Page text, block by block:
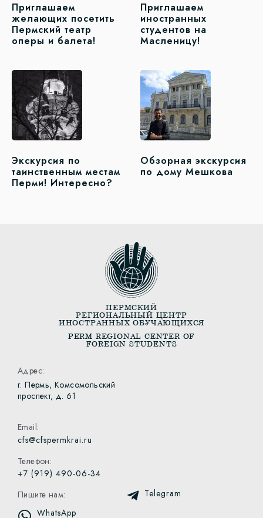
Приглашаем
желающих посетить
Пермский театр
оперы и балета!
Приглашаем
иностранных
студентов на
Масленицу!
Экскурсия по
таинственным местам
Перми! Интересно?
Обзорная экскурсия
по дому Мешкова
ПЕРМСКИЙ
РЕГИОНАЛЬНЫЙ ЦЕНТР
ИНОСТРАННЫХ ОБУЧАЮЩИХСЯ
PERM REGIONAL CENTER OF
FOREIGN STUDENTS
Адрес:
г. Пермь, Комсомольский
проспект, д. 61
Email:
cfs@cfspermkrai.ru
Телефон:
+7 (919) 490-06-34
Пишите нам:
Telegram
WhatsApp